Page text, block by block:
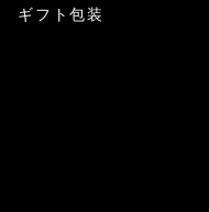
ギフト包装